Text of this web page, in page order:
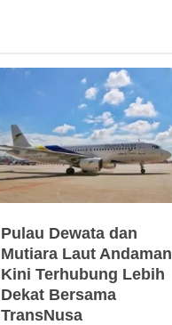
Pulau Dewata dan
Mutiara Laut Andaman
Kini Terhubung Lebih
Dekat Bersama
TransNusa